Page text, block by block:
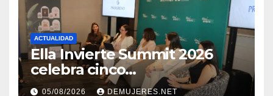
ACTUALIDAD
Ella Invierte Summit 2026
celebra cinco
añosimpulsando a las
05/08/2026 DEMUJERES.NET